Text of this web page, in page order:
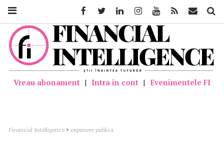
Vreau abonament | Intra in cont | Evenimentele FI
Financial Intelligence > expunere publica
FacebookTwitter LinkedinInstagramYoutube Feed Mail